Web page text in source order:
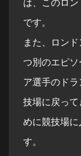
は、このロ
です。
また、ロン
つ別のエピソ
ア選手のド
技場に戻っ
めに競技場
す。